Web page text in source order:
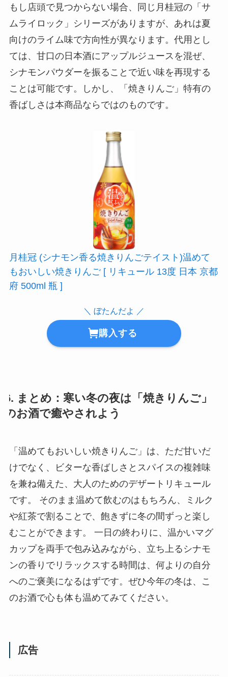
もし店頭で見つからない場合、同じ月桂冠の「サ
ムライロック」シリーズがありますが、あれは夏
向けのライム味で方向性が異なります。代用とし
ては、甘口の日本酒にアップルジュースを混ぜ、
シナモンパウダーを振ることで近い味を再現する
ことは可能です。しかし、「焼きりんご」特有の
香ばしさは本商品ならではのものです。
月桂冠 (シナモン香る焼きりんごテイスト)温めて
もおいしい焼きりんご [ リキュール 13度 日本 京都
府 500ml 瓶 ]
＼ ぼたんだよ ／
購入する
6. まとめ：寒い冬の夜は「焼きりんご」
のお酒で癒やされよう
「温めてもおいしい焼きりんご」は、ただ甘いだ
けでなく、ビターな香ばしさとスパイスの複雑味
を兼ね備えた、大人のためのデザートリキュール
です。 そのまま温めて飲むのはもちろん、ミルク
や紅茶で割ることで、飽きずに冬の間ずっと楽し
むことができます。 一日の終わりに、温かいマグ
カップを両手で包み込みながら、立ち上るシナモ
ンの香りでリラックスする時間は、何よりの自分
へのご褒美になるはずです。ぜひ今年の冬は、こ
のお酒で心も体も温めてみてください。
広告